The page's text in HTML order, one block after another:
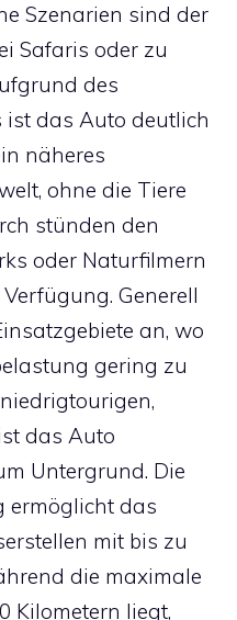
Szenarien sind der
Safaris oder zu
des
ist das Auto deutlich
näheres
ohne die Tiere
stünden den
oder Naturfilmern
Generell
an, wo
gering zu
das Auto
Untergrund. Die
ermöglicht das
mit bis zu
die maximale
Kilometern liegt,